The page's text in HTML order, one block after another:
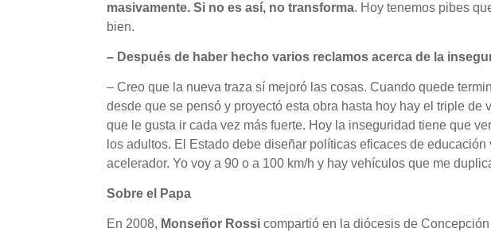
masivamente. Si no es así, no transforma. Hoy tenemos pibes
bien.
– Después de haber hecho varios reclamos acerca de la
– Creo que la nueva traza sí mejoró las cosas. Cuando quede
desde que se pensó y proyectó esta obra hasta hoy hay el triple
que le gusta ir cada vez más fuerte. Hoy la inseguridad tiene que
los adultos. El Estado debe diseñar políticas eficaces de
acelerador. Yo voy a 90 o a 100 km/h y hay vehículos que me
Sobre el Papa
En 2008, Monseñor Rossi compartió en la diócesis de